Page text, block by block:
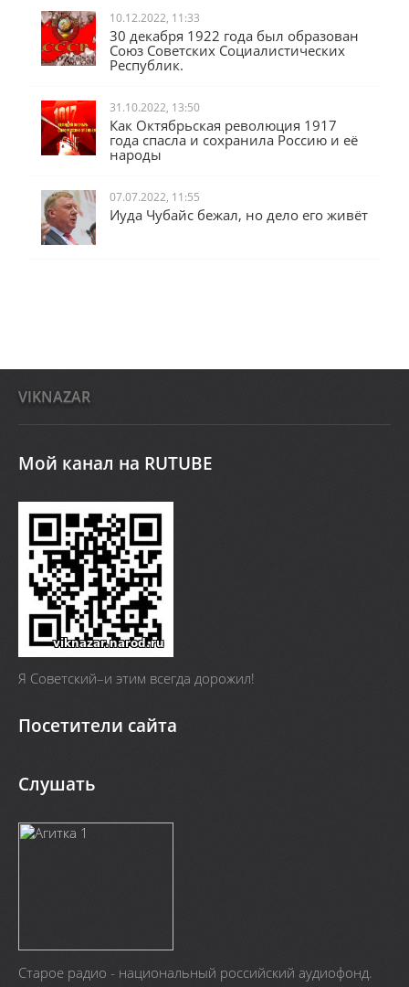
10.12.2022, 11:33
30 декабря 1922 года был образован
Союз Советских Социалистических
Республик.
31.10.2022, 13:50
Как Октябрьская революция 1917
года спасла и сохранила Россию и её
народы
07.07.2022, 11:55
Иуда Чубайс бежал, но дело его живёт
VIKNAZAR
Мой канал на RUTUBE
Я Cоветский–и этим всегда дорожил!
Посетители сайта
Слушать